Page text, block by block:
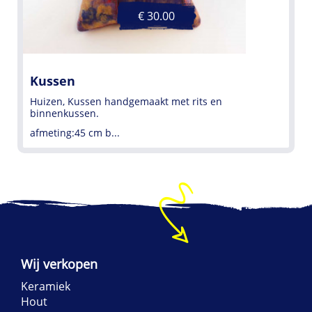
Kussen
Huizen, Kussen handgemaakt met rits en
binnenkussen.
afmeting:45 cm b...
€ 30.00
Wij verkopen
Keramiek
Hout